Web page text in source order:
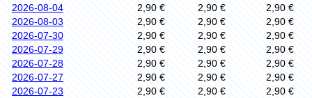
2026-08-04
2,90 € 2,90 €
2,90 €
2026-08-03
2,90 € 2,90 €
2,90 €
2026-07-30
2,90 € 2,90 €
2,90 €
2026-07-29
2,90 € 2,90 €
2,90 €
2026-07-28
2,90 € 2,90 €
2,90 €
2026-07-27
2,90 € 2,90 €
2,90 €
2026-07-23
2,90 € 2,90 €
2,90 €